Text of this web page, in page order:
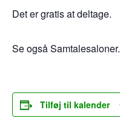
Det er gratis at deltage.
Se også Samtalesaloner.
Tilføj til kalender